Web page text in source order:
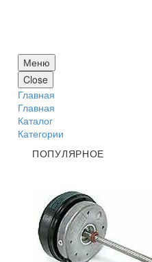
Меню
Close
Главная
Главная
Каталог
Категории
ПОПУЛЯРНОЕ